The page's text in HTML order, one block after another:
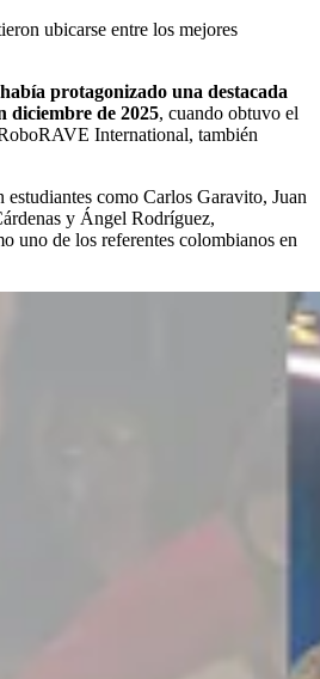
ubicarse entre los mejores
protagonizado una destacada
diciembre de 2025, cuando obtuvo el
International, también
como Carlos Garavito, Juan
y Ángel Rodríguez,
uno de los referentes colombianos en